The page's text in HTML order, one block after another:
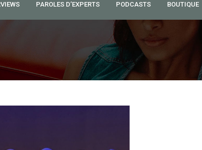
PAROLES D’EXPERTS PODCASTS BOUTIQUE